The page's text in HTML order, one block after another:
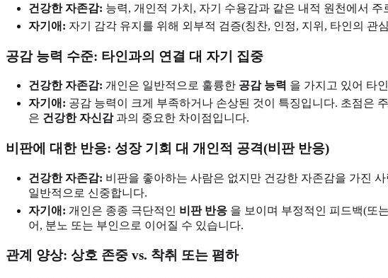
건강한 자존감: 능력, 개인적 가치, 자기 수용감과 같은 내적 원천에서 주
자기애: 자기 감각 유지를 위해 외부적 검증(칭찬, 인정, 지위, 타인의
공감 능력 수준: 타인과의 연결 대 자기 집중
건강한 자존감: 개인은 일반적으로 훌륭한 공감 능력 을 가지고 있어 타
자기애: 공감 능력이 크게 부족하거나 손상된 것이 특징입니다. 초점은
은 건강한 자신감과의 중요한 차이점입니다.
비판에 대한 반응: 성장 기회 대 개인적 공격(비판 반응)
건강한 자존감: 비판을 좋아하는 사람은 없지만 건강한 자존감을 가진
일반적으로 신중합니다.
자기애: 개인은 종종 극단적인 비판 반응 을 보이며 부정적인 피드백(또
어, 분노 또는 부인으로 이어질 수 있습니다.
관계 양상: 상호 존중 vs. 착취 또는 폄하